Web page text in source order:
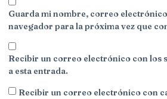
Guarda mi nombre, correo electrónico
navegador para la próxima vez que
Recibir un correo electrónico con los
a esta entrada.
Recibir un correo electrónico con